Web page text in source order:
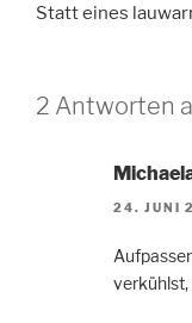
Statt eines
2 Antworten
24. JUNI
verkühlst,